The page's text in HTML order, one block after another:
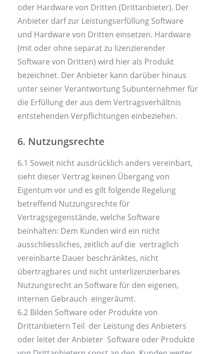
oder Hardware von Dritten (Drittanbieter). Der
Anbieter darf zur Leistungserfüllung Software
und Hardware von Dritten einsetzen. Hardware
(mit oder ohne separat zu lizenzierender
Software von Dritten) wird hier als Produkt
bezeichnet. Der Anbieter kann darüber hinaus
unter seiner Verantwortung Subunternehmer für
die Erfüllung der aus dem Vertragsverhältnis
entstehenden Verpflichtungen einbeziehen.
6. Nutzungsrechte
6.1 Soweit nicht ausdrücklich anders vereinbart,
sieht dieser Vertrag keinen Übergang von
Eigentum vor und es gilt folgende Regelung
betreffend Nutzungsrechte für
Vertragsgegenstände, welche Software
beinhalten: Dem Kunden wird ein nicht
ausschliessliches, zeitlich auf die vertraglich
vereinbarte Dauer beschränktes, nicht
übertragbares und nicht unterlizenzierbares
Nutzungsrecht an Software für den eigenen,
internen Gebrauch eingeräumt.
6.2 Bilden Software oder Produkte von
Drittanbietern Teil der Leistung des Anbieters
oder leitet der Anbieter Software oder Produkte